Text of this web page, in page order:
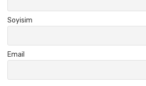
Soyisim
Email